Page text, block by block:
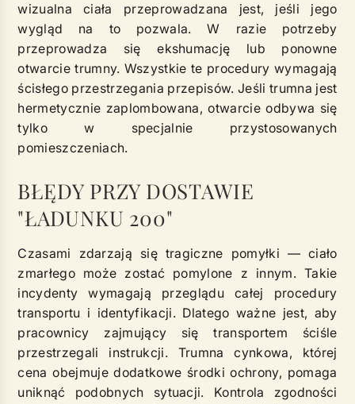
wizualna ciała przeprowadzana jest, jeśli jego
wygląd na to pozwala. W razie potrzeby
przeprowadza się ekshumację lub ponowne
otwarcie trumny. Wszystkie te procedury wymagają
ścisłego przestrzegania przepisów. Jeśli trumna jest
hermetycznie zaplombowana, otwarcie odbywa się
tylko w specjalnie przystosowanych
pomieszczeniach.
BŁĘDY PRZY DOSTAWIE
"ŁADUNKU 200"
Czasami zdarzają się tragiczne pomyłki — ciało
zmarłego może zostać pomylone z innym. Takie
incydenty wymagają przeglądu całej procedury
transportu i identyfikacji. Dlatego ważne jest, aby
pracownicy zajmujący się transportem ściśle
przestrzegali instrukcji. Trumna cynkowa, której
cena obejmuje dodatkowe środki ochrony, pomaga
uniknąć podobnych sytuacji. Kontrola zgodności